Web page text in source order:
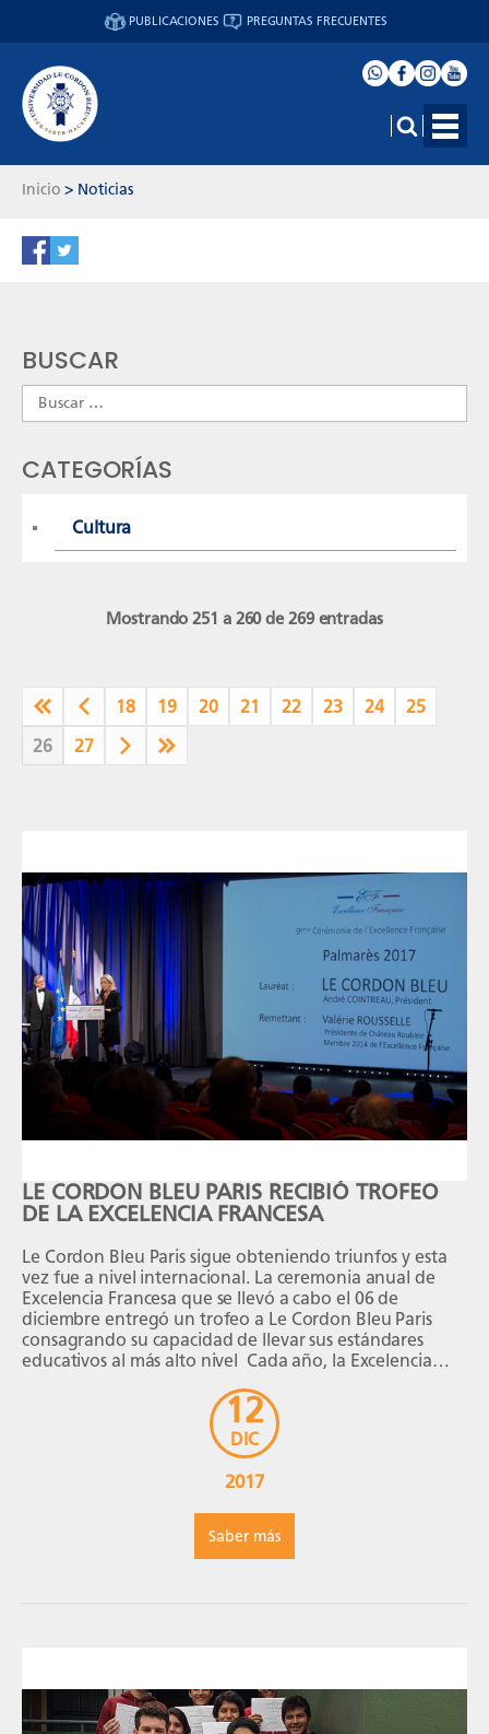
PUBLICACIONES PREGUNTAS FRECUENTES
Inicio > Noticias
Mostrando 251 a 260 de 269 entradas
18 19 20 21 22 23 24
25
26
27
12
DIC
2017
Saber más
LE CORDON BLEU PARIS RECIBIÓ TROFEO
DE LA EXCELENCIA FRANCESA
Le Cordon Bleu Paris sigue obteniendo triunfos y esta
vez fue a nivel internacional. La ceremonia anual de
Excelencia Francesa que se llevó a cabo el 06 de
diciembre entregó un trofeo a Le Cordon Bleu Paris
consagrando su capacidad de llevar sus estándares
educativos al más alto nivel Cada año, la Excelencia
BUSCAR
Buscar:
CATEGORÍAS
Cultura